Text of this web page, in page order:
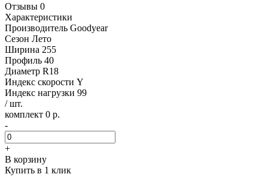
Отзывы 0
Характеристики
Производитель Goodyear
Сезон Лето
Ширина 255
Профиль 40
Диаметр R18
Индекс скорости Y
Индекс нагрузки 99
/ шт.
комплект 0 р.
-
+
В корзину
Купить в 1 клик